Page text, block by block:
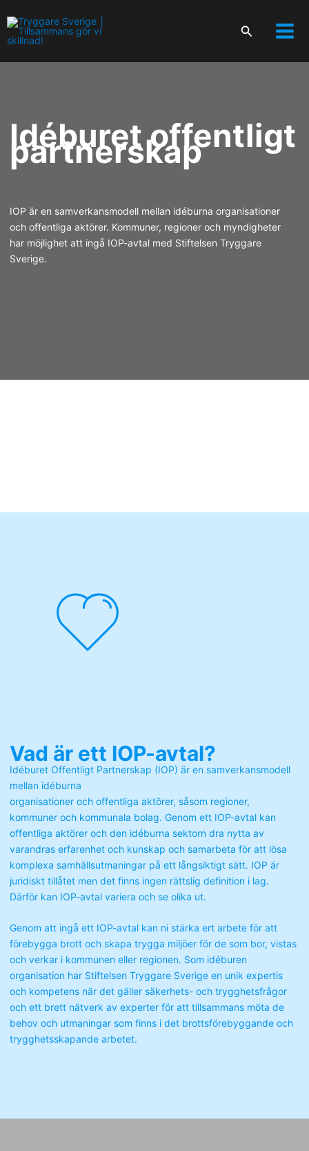
till
innehåll
Sök
Idéburet offentligt
partnerskap
IOP är en samverkansmodell mellan idéburna organisationer
och offentliga aktörer. Kommuner, regioner och myndigheter
har möjlighet att ingå IOP-avtal med Stiftelsen Tryggare
Sverige.
Vad är ett IOP-avtal?
Idéburet Offentligt Partnerskap (IOP) är en samverkansmodell
mellan idéburna
organisationer och offentliga aktörer, såsom regioner,
kommuner och kommunala bolag. Genom ett IOP-avtal kan
offentliga aktörer och den idéburna sektorn dra nytta av
varandras erfarenhet och kunskap och samarbeta för att lösa
komplexa samhällsutmaningar på ett långsiktigt sätt. IOP är
juridiskt tillåtet men det finns ingen rättslig definition i lag.
Därför kan IOP-avtal variera och se olika ut.
Genom att ingå ett IOP-avtal kan ni stärka ert arbete för att
förebygga brott och skapa trygga miljöer för de som bor, vistas
och verkar i kommunen eller regionen. Som idéburen
organisation har Stiftelsen Tryggare Sverige en unik expertis
och kompetens när det gäller säkerhets- och trygghetsfrågor
och ett brett nätverk av experter för att tillsammans möta de
behov och utmaningar som finns i det brottsförebyggande och
trygghetsskapande arbetet.